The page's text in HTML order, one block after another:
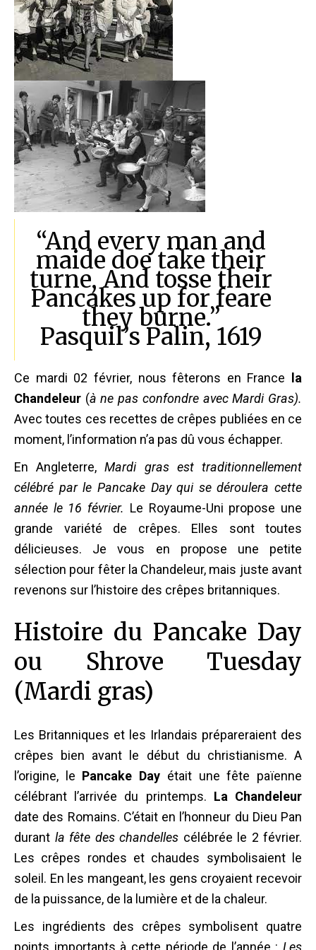
“And every man and
maide doe take their
turne, And tosse their
Pancakes up for feare
they burne.”
Pasquil’s Palin, 1619
Ce mardi 02 février, nous fêterons en France
la
Chandeleur (à ne pas confondre avec Mardi Gras).
Avec toutes ces recettes de crêpes publiées en ce
moment, l’information n’a pas dû vous échapper.
En Angleterre,Mardi gras est traditionnellement
célébré par le Pancake Day qui se déroulera cette
année le 16 février. Le Royaume-Uni propose une
grande variété de crêpes. Elles sont toutes
délicieuses. Je vous en propose une petite
sélection pour fêter la Chandeleur, mais juste avant
revenons sur l’histoire des crêpes britanniques.
Histoire du Pancake Day
ou Shrove Tuesday
(Mardi gras)
Les Britanniques et les Irlandais prépareraient des
crêpes bien avant le début du christianisme. A
l’origine, le Pancake Day était une fête païenne
célébrant l’arrivée du printemps. La Chandeleur
date des Romains. C’était en l’honneur du Dieu Pan
durant la fête des chandelles célébrée le 2 février.
Les crêpes rondes et chaudes symbolisaient le
soleil. En les mangeant, les gens croyaient recevoir
de la puissance, de la lumière et de la chaleur.
Les ingrédients des crêpes symbolisent quatre
points importants à cette période de l’année : Les